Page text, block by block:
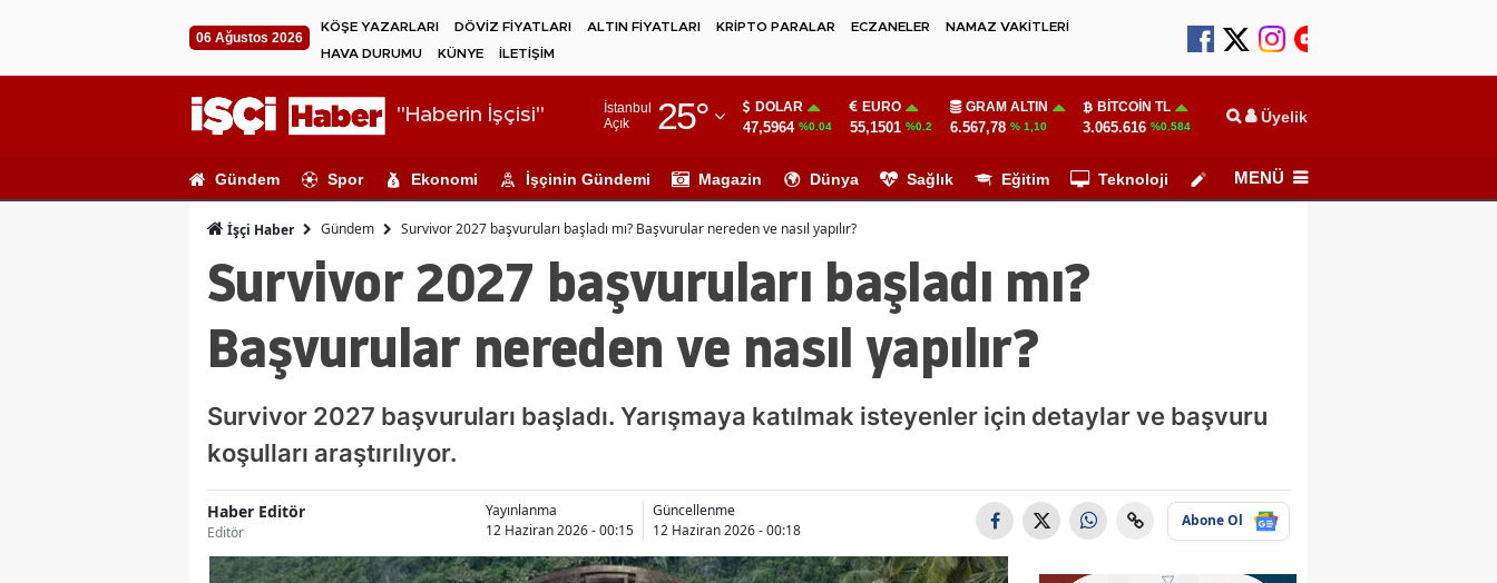
06 Ağustos 2026
KÖŞE YAZARLARI DÖVİZ FİYATLARI ALTIN FİYATLARI KRİPTO PARALAR ECZANELER
NAMAZ VAKİTLERİ
HAVA DURUMU
KÜNYE İLETİŞİM
"Haberin İşçisi"
İstanbul
Açık
25°
Adıyaman
Ağrı
Ankara
Antalya
Aydın
Bilecik
Bingöl
DOLAR
47,5964 %0.04
EURO
55,1501 %0.2
GRAM ALTIN
6.567,78 % 1,10
BITCOIN TL
3.065.616 %0.584 Üyelik
Gündem Spor Ekonomi İşçinin Gündemi Magazin Dünya Sağlık Eğitim Teknoloji Köşe Yazarları
MENÜ
İşçi Haber Gündem Survivor 2027 başvuruları başladı mı? Başvurular nereden ve nasıl yapılır?
Survivor 2027 başvuruları başladı mı?
Başvurular nereden ve nasıl yapılır?
Survivor 2027 başvuruları başladı. Yarışmaya katılmak isteyenler için detaylar ve başvuru
koşulları araştırılıyor.
Haber Editör
Editör
Yayınlanma
12 Haziran 2026 - 00:15
Güncellenme
12 Haziran 2026 - 00:18
Abone Ol